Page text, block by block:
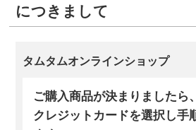
につきまして
タムタムオンラインショップ
ご購入商品が決まりましたら
クレジットカードを選択し手